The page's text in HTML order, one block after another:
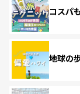
コスパ
地球の